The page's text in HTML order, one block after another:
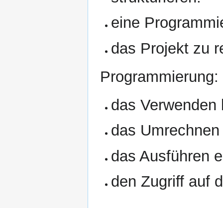
eine
das Projekt zu
das
das
das Ausführen
den Zugriff auf